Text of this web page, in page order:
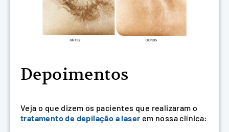
Depoimentos
Veja o que dizem os pacientes que realizaram o
tratamento de depilação a laser em nossa clínica: